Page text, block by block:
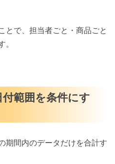
とで、担当者ごと・商品ごと
。
範囲を条件にす
期間内のデータだけを合計す